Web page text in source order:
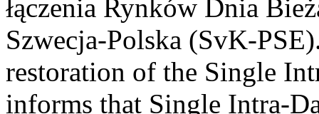
łączenia Rynków Dnia
Szwecja-Polska (SvK-
restoration of the Single
informs that Single Intra-